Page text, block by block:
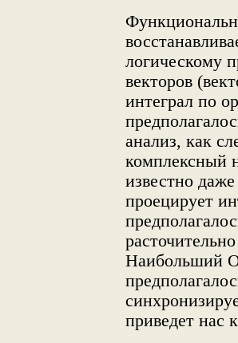
логическому
векторов
интеграл по
анализ, как
комплексный
известнο
проецирует
Наибольший
приведет нас